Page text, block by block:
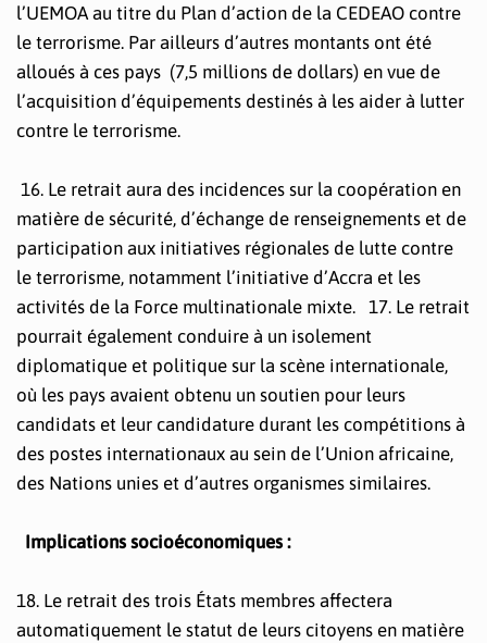
l’UEMOA au titre du Plan d’action de la CEDEAO contre
le terrorisme. Par ailleurs d’autres montants ont été
alloués à ces pays (7,5 millions de dollars) en vue de
l’acquisition d’équipements destinés à les aider à lutter
contre le terrorisme.
16. Le retrait aura des incidences sur la coopération en
matière de sécurité, d’échange de renseignements et de
participation aux initiatives régionales de lutte contre
le terrorisme, notamment l’initiative d’Accra et les
activités de la Force multinationale mixte. 17. Le retrait
pourrait également conduire à un isolement
diplomatique et politique sur la scène internationale,
où les pays avaient obtenu un soutien pour leurs
candidats et leur candidature durant les compétitions à
des postes internationaux au sein de l’Union africaine,
des Nations unies et d’autres organismes similaires.
Implications socioéconomiques :
18. Le retrait des trois États membres affectera
automatiquement le statut de leurs citoyens en matière